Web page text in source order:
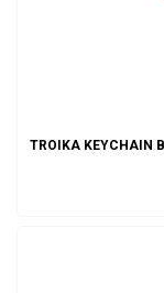
TROIKA KEYCHAIN